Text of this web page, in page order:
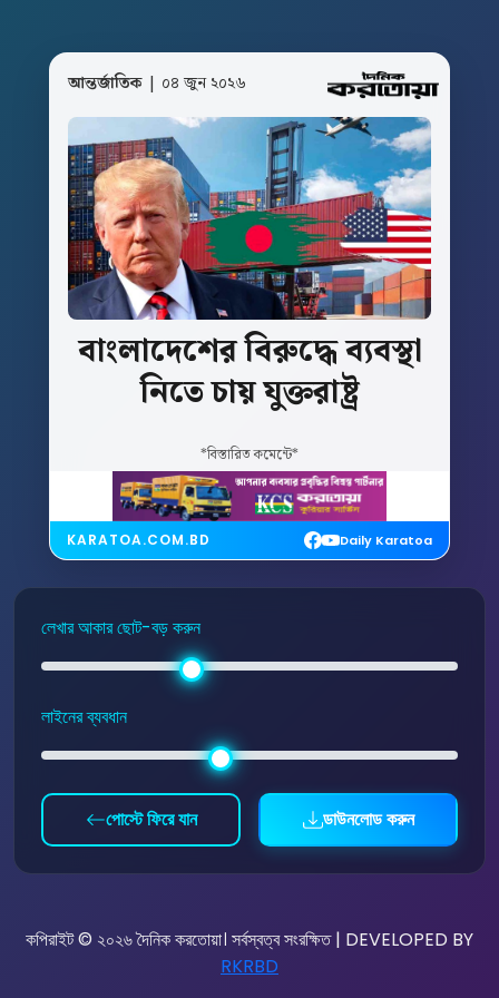
আন্তর্জাতিক | ০৪ জুন ২০২৬
বাংলাদেশেরবিরুদ্ধেব্যবস্থা
নিতেচায়যুক্তরাষ্ট্র
*বিস্তারিত কমেন্টে*
KARATOA.COM.BD Daily Karatoa
লেখার আকার ছোট-বড় করুন
লাইনের ব্যবধান
পোস্টে ফিরে যান ডাউনলোড করুন
কপিরাইট © ২০২৬ দৈনিক করতোয়া। সর্বস্বত্ব সংরক্ষিত | DEVELOPED BY
RKRBD